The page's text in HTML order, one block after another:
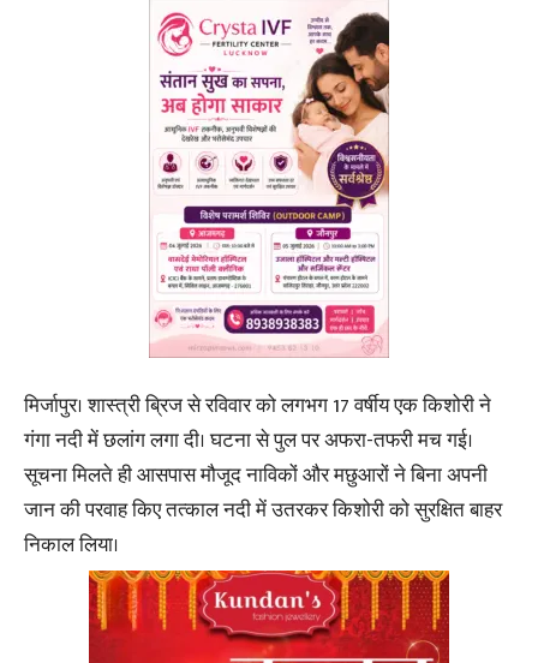
मिर्जापुर। शास्त्री ब्रिज से रविवार को लगभग 17 वर्षीय एक किशोरी ने
गंगा नदी में छलांग लगा दी। घटना से पुल पर अफरा-तफरी मच गई।
सूचना मिलते ही आसपास मौजूद नाविकों और मछुआरों ने बिना अपनी
जान की परवाह किए तत्काल नदी में उतरकर किशोरी को सुरक्षित बाहर
निकाल लिया।